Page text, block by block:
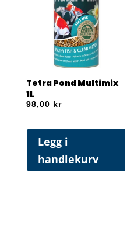
Tetra Pond Multimix
1L
98,00 kr
Legg i
handlekurv